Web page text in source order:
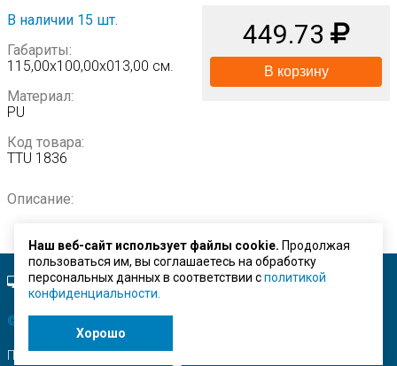
В наличии 15 шт.
Габариты:
115,00х100,00х013,00 см.
Материал:
PU
Код товара:
TTU 1836
449.73
В корзину
Описание:
Полная версия сайта.
© ЗАО "Строймашсервис"
Поисковое продвижение
Наш веб-сайт использует файлы cookie. Продолжая
пользоваться им, вы соглашаетесь на обработку
персональных данных в соответствии сполитикой
конфиденциальности.
Хорошо